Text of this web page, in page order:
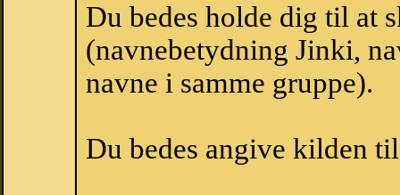
Du bedes holde dig til at
(navnebetydning Jinki,
navne i samme gruppe).
Du bedes angive kilden